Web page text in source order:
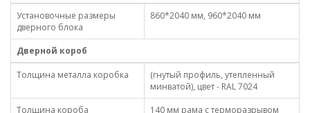
Установочные размеры
дверного блока
860*2040 мм, 960*2040 мм
Дверной короб
Толщина металла коробка
(гнутый профиль, утепленный
минватой), цвет - RAL 7024
Толщина короба
140 мм рама с терморазрывом